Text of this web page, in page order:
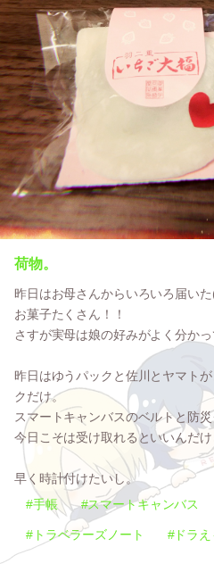
荷物。
昨日はお母さんからいろいろ届い
お菓子たくさん！！
さすが実母は娘の好みがよく分かっ
昨日はゆうパックと佐川とヤマト
クだけ。
スマートキャンバスのベルトと防
今日こそは受け取れるといいんだ
早く時計付けたいし。
#手帳
#スマートキャンバス
#トラベラーズノート #ドラえ